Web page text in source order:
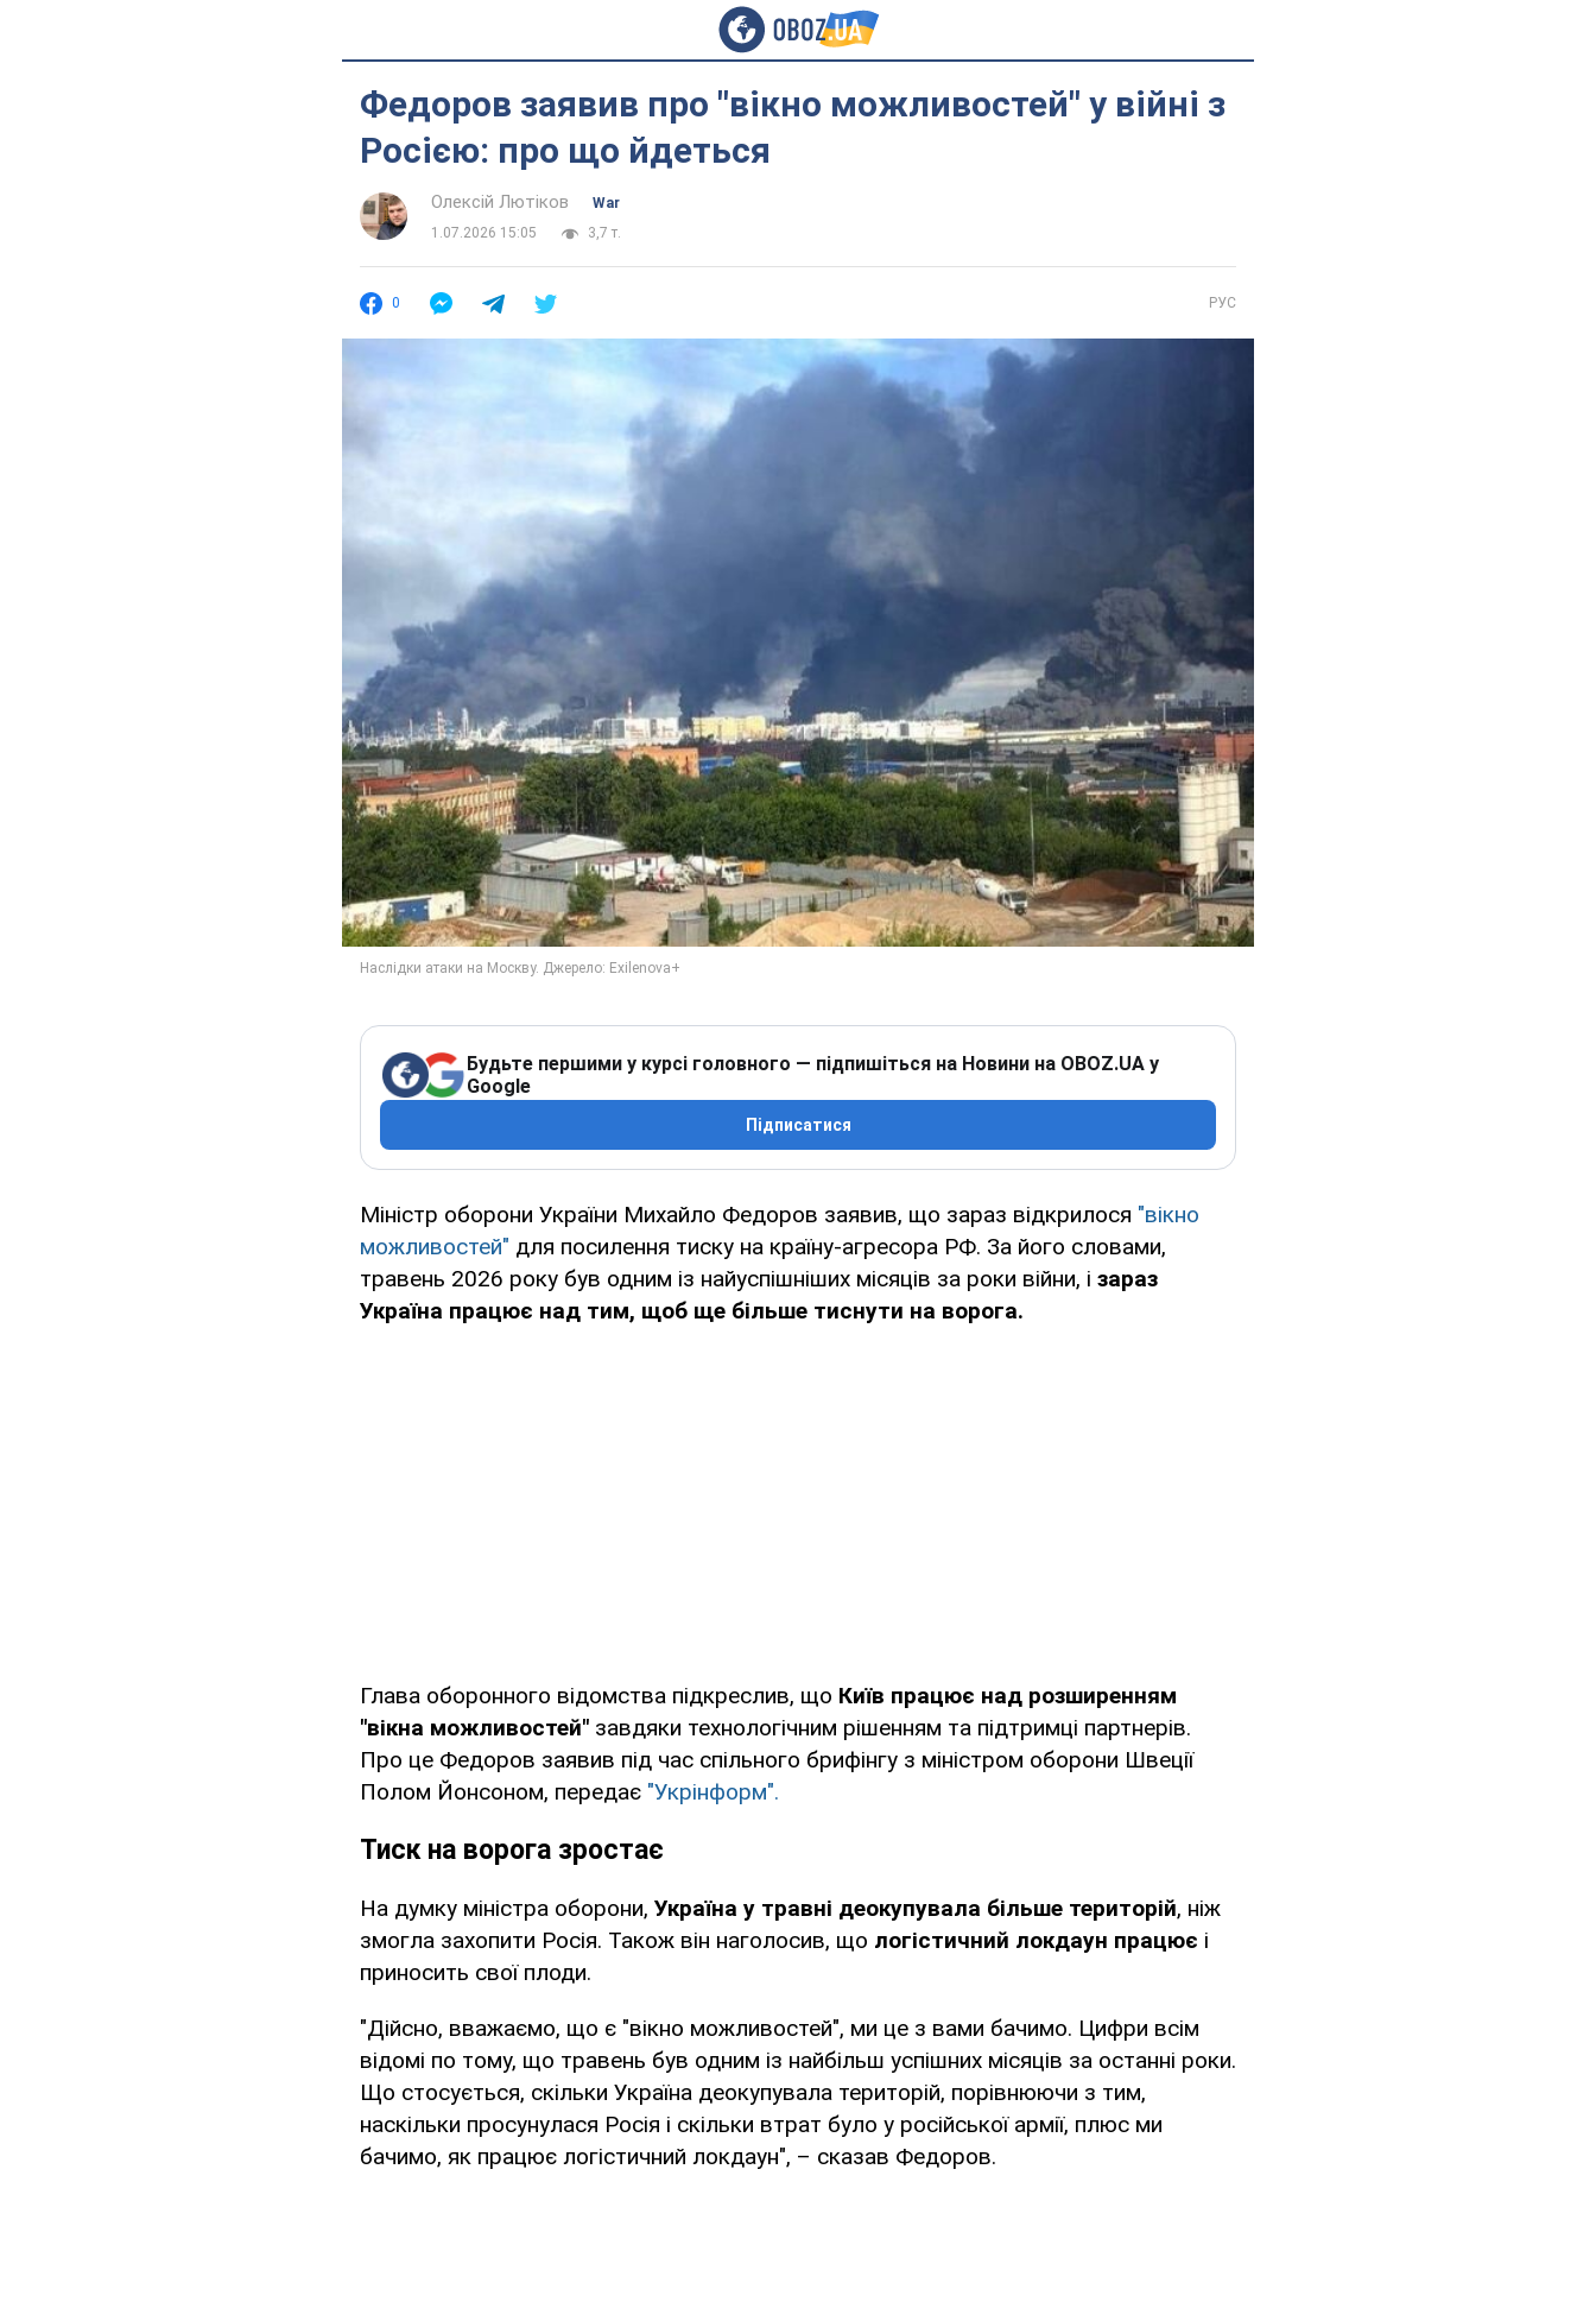
Федоров заявив про "вікно можливостей" у війні з
Росією: про що йдеться
Олексій Лютіков
War
1.07.2026 15:05
3,7 т.
0 РУС
Будьте першими у курсі головного — підпишіться на Новини на OBOZ.UA у
Google
Підписатися
Міністр оборони України Михайло Федоров заявив, що зараз відкрилося "вікно
можливостей" для посилення тиску на країну-агресора РФ. За його словами,
травень 2026 року був одним із найуспішніших місяців за роки війни, і зараз
Україна працює над тим, щоб ще більше тиснути на ворога.
Глава оборонного відомства підкреслив, що Київ працює над розширенням
"вікна можливостей" завдяки технологічним рішенням та підтримці партнерів.
Про це Федоров заявив під час спільного брифінгу з міністром оборони Швеції
Полом Йонсоном, передає "Укрінформ".
Тиск на ворога зростає
На думку міністра оборони, Україна у травні деокупувала більше територій, ніж
змогла захопити Росія. Також він наголосив, що логістичний локдаун працює і
приносить свої плоди.
"Дійсно, вважаємо, що є "вікно можливостей", ми це з вами бачимо. Цифри всім
відомі по тому, що травень був одним із найбільш успішних місяців за останні роки.
Що стосується, скільки Україна деокупувала територій, порівнюючи з тим,
наскільки просунулася Росія і скільки втрат було у російської армії, плюс ми
бачимо, як працює логістичний локдаун", – сказав Федоров.